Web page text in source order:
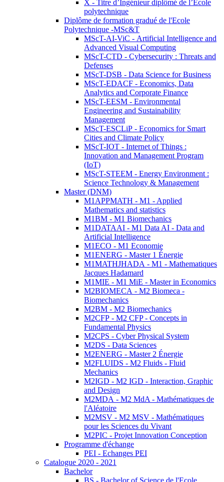
X - Titre d’Ingénieur diplômé de l’École
polytechnique
Diplôme de formation gradué de l'Ecole
Polytechnique -MSc&T
MScT-AI-ViC - Artificial Intelligence and
Advanced Visual Computing
MScT-CTD - Cybersecurity : Threats and
Defenses
MScT-DSB - Data Science for Business
MScT-EDACF - Economics, Data
Analytics and Corporate Finance
MScT-EESM - Environmental
Engineering and Sustainability
Management
MScT-ESCLiP - Economics for Smart
Cities and Climate Policy
MScT-IOT - Internet of Things :
Innovation and Management Program
(IoT)
MScT-STEEM - Energy Environment :
Science Technology & Management
Master (DNM)
M1APPMATH - M1 - Applied
Mathematics and statistics
M1BM - M1 Biomechanics
M1DATAAI - M1 Data AI - Data and
Artificial Intelligence
M1ECO - M1 Economie
M1ENERG - Master 1 Énergie
M1MATHJHADA - M1 - Mathematiques
Jacques Hadamard
M1MIE - M1 MiE - Master in Economics
M2BIOMECA - M2 Biomeca -
Biomechanics
M2BM - M2 Biomechanics
M2CFP - M2 CFP - Concepts in
Fundamental Physics
M2CPS - Cyber Physical System
M2DS - Data Sciences
M2ENERG - Master 2 Énergie
M2FLUIDS - M2 Fluids - Fluid
Mechanics
M2IGD - M2 IGD - Interaction, Graphic
and Design
M2MDA - M2 MdA - Mathématiques de
l'Aléatoire
M2MSV - M2 MSV - Mathématiques
pour les Sciences du Vivant
M2PIC - Projet Innovation Conception
Programme d'échange
PEI - Echanges PEI
Catalogue 2020 - 2021
Bachelor
BS - Bachelor of Science de l'Ecole